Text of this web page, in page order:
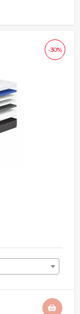
-30%